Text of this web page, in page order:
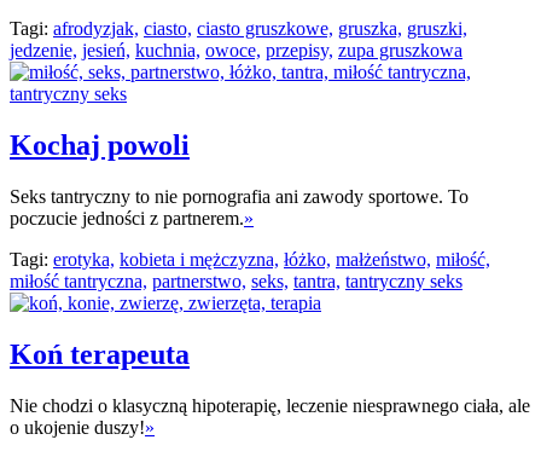
Tagi: afrodyzjak, ciasto, ciasto gruszkowe, gruszka, gruszki,
jedzenie, jesień, kuchnia, owoce, przepisy, zupa gruszkowa
Kochaj powoli
Seks tantryczny to nie pornografia ani zawody sportowe. To
poczucie jedności z partnerem.»
Tagi: erotyka, kobieta i mężczyzna, łóżko, małżeństwo, miłość,
miłość tantryczna, partnerstwo, seks, tantra, tantryczny seks
Koń terapeuta
Nie chodzi o klasyczną hipoterapię, leczenie niesprawnego ciała, ale
o ukojenie duszy!»